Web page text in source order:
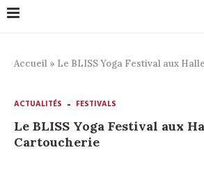
Accueil » Le BLISS Yoga Festival aux
ACTUALITÉS FESTIVALS
Le BLISS Yoga Festival aux
Cartoucherie